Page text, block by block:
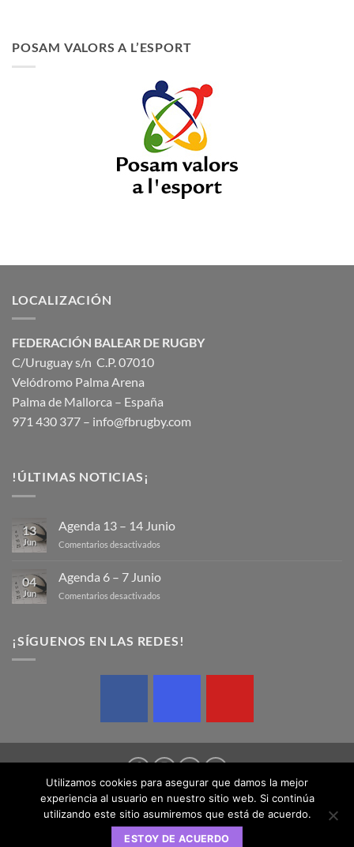
POSAM VALORS A L’ESPORT
LOCALIZACIÓN
FEDERACIÓN BALEAR DE RUGBY
C/Uruguay s/n C.P. 07010
Velódromo Palma Arena
Palma de Mallorca – España
971 430 377 – info@fbrugby.com
!ÚLTIMAS NOTICIAS¡
13
Jun
Agenda 13 – 14 Junio
Comentarios desactivados
–
04
Jun
Agenda 6 – 7 Junio
Comentarios desactivados
7
¡SÍGUENOS EN LAS REDES!
AVISO LEGAL POLÍTICA DE COOKIES POLÍTICA DE PRIVACIDAD
Copyright 2026 © Federación Balear de Rugby | Design by
Utilizamos cookies para asegurar que damos la mejor
experiencia al usuario en nuestro sitio web. Si continúa
utilizando este sitio asumiremos que está de acuerdo.
ESTOY DE ACUERDO